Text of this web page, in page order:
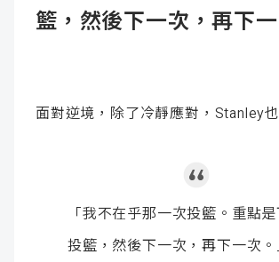
籃，然後下一次，再下
面對逆境，除了冷靜應對，Stanley也
「我不在乎那一次投籃。重點
投籃，然後下一次，再下一次。